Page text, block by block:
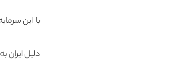
با این
دلیل ایران